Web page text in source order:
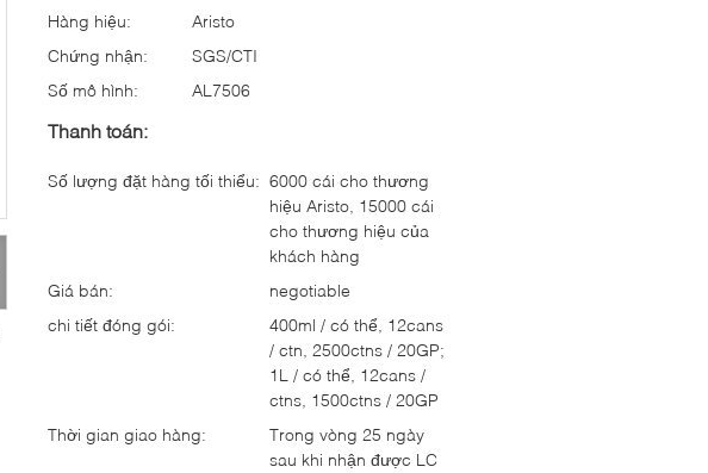
Hàng hiệu:
Aristo
Chứng nhận:
SGS/CTI
Số mô hình:
AL7506
Thanh toán:
Số lượng đặt hàng tối thiểu: 6000 cái cho thương
hiệu Aristo, 15000 cái
cho thương hiệu của
khách hàng
Giá bán:
negotiable
chi tiết đóng gói:
400ml / có thể, 12cans
/ ctn, 2500ctns / 20GP;
1L / có thể, 12cans /
ctns, 1500ctns / 20GP
Thời gian giao hàng:
Trong vòng 25 ngày
sau khi nhận được LC